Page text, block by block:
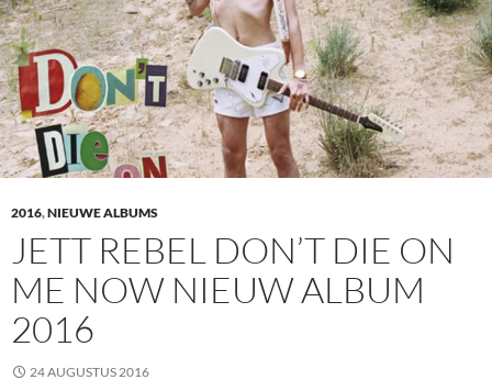
2016,NIEUWE ALBUMS
JETT REBEL DON’T DIE ON
ME NOW NIEUW ALBUM
2016
24 AUGUSTUS 2016